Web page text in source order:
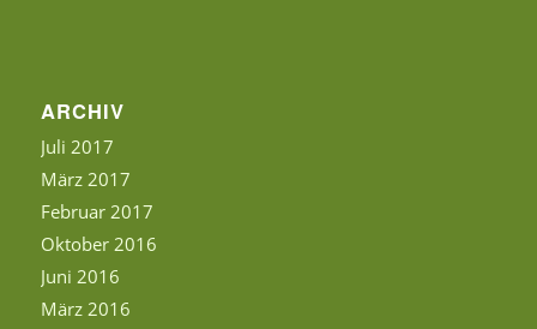
ARCHIV
Juli 2017
März 2017
Februar 2017
Oktober 2016
Juni 2016
März 2016